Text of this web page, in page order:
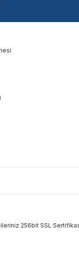
256bit SSL